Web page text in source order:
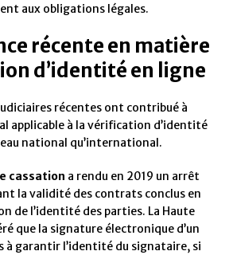
aux obligations légales.
récente en matière
d’identité en ligne
récentes ont contribué à
applicable à la vérification d’identité
national qu’international.
cassation a rendu en 2019 un arrêt
la validité des contrats conclus en
de l’identité des parties. La Haute
que la signature électronique d’un
à garantir l’identité du signataire, si